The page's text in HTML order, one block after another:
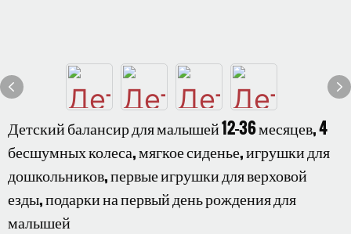
Детский балансир для малышей 12–36 месяцев, 4
бесшумных колеса, мягкое сиденье, игрушки для
дошкольников, первые игрушки для верховой
езды, подарки на первый день рождения для
малышей